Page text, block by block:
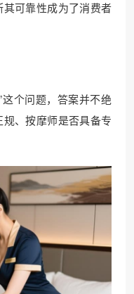
可靠性成为了消费者
个问题，答案并不绝
、按摩师是否具备专